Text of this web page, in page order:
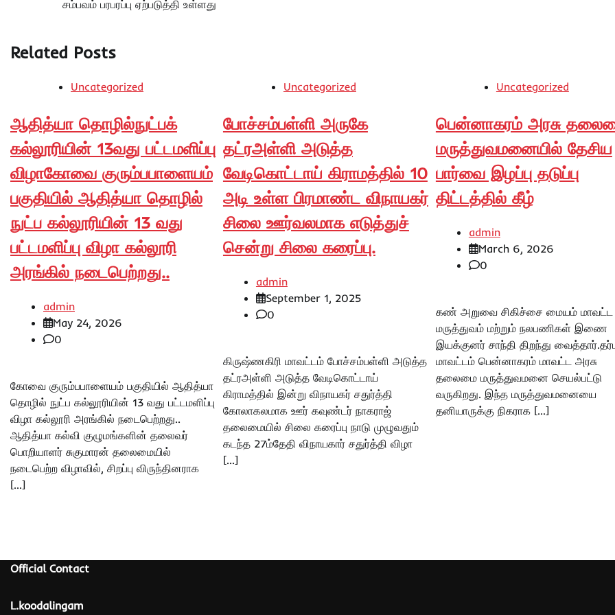
சம்பவம் பரபரப்பு ஏற்படுத்தி உள்ளது
Related Posts
Uncategorized
ஆதித்யா தொழில்நுட்பக்
கல்லூரியின் 13வது பட்டமளிப்பு
விழாகோவை குரும்பபாளையம்
பகுதியில் ஆதித்யா தொழில்
நுட்ப கல்லூரியின் 13 வது
பட்டமளிப்பு விழா கல்லூரி
அரங்கில் நடைபெற்றது..
admin
May 24, 2026
0
கோவை குரும்பபாளையம் பகுதியில் ஆதித்யா
தொழில் நுட்ப கல்லூரியின் 13 வது பட்டமளிப்பு
விழா கல்லூரி அரங்கில் நடைபெற்றது..
ஆதித்யா கல்வி குழுமங்களின் தலைவர்
பொறியாளர் சுகுமாரன் தலைமையில்
நடைபெற்ற விழாவில், சிறப்பு விருந்தினராக
[…]
Uncategorized
போச்சம்பள்ளி அருகே
தட்ரஅள்ளி அடுத்த
வேடிகொட்டாய் கிராமத்தில் 10
அடி உள்ள பிரமாண்ட விநாயகர்
சிலை ஊர்வலமாக எடுத்துச்
சென்று சிலை கரைப்பு.
admin
September 1, 2025
0
கிருஷ்ணகிரி மாவட்டம் போச்சம்பள்ளி அடுத்த
தட்ரஅள்ளி அடுத்த வேடிகொட்டாய்
கிராமத்தில் இன்று விநாயகர் சதுர்த்தி
கோலாகலமாக ஊர் கவுண்டர் நாகராஜ்
தலைமையில் சிலை கரைப்பு நாடு முழுவதும்
கடந்த 27ம்தேதி விநாயகார் சதுர்த்தி விழா
[…]
Uncategorized
பென்னாகரம் அரசு
மருத்துவமனையில் தேசிய
பார்வை இழப்பு தடுப்பு
திட்டத்தில் கீழ்
admin
March 6, 2026
0
கண் அறுவை சிகிச்சை மையம் மாவட்ட
மருத்துவம் மற்றும் நலபணிகள் இணை
இயக்குனர் சாந்தி திறந்து
மாவட்டம் பென்னாகரம் மாவட்ட அரசு
தலைமை மருத்துவமனை செயல்பட்டு
வருகிறது. இந்த மருத்துவமனையை
தனியாருக்கு நிகராக […]
Official Contact
L.koodalingam